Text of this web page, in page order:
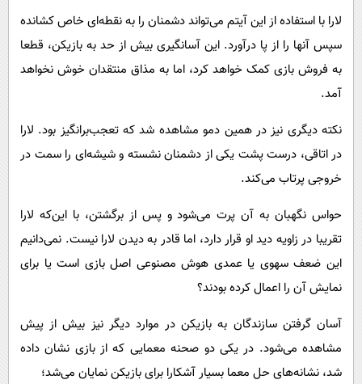
لارا با استفاده از این آیتم می‌تواند دشمنان را به نقطه‌ای خاص کشانده
سپس آنها را از پا درآورد. این آسانگیری بیش از حد به بازیکن، قطعا
به فروش بازی کمک خواهد کرد، اما به مذاق منتقدان خوش نخواهد
آمد.
نکته دیگری نیز در همین دمو مشاهده شد که تعجب‌برانگیز بود. لارا
در اتاقی، درست پشت یکی از دشمنان نشسته و شیشه‌ای را سمت در
خروجی پرتاب می‌کند.
حواس نگهبان به آن پرت می‌شود و پس از برگشتن، با این‌که لارا
تقریبا در زاویه دید او قرار دارد، اما قادر به دیدن لارا نیست. نمی‌دانیم
این ضعف سهوی یا عمدی هوش مصنوعی اصل بازی است یا برای
نمایش آن را اعمال کرده بودند؟
آسان گرفتن سازندگان به بازیکن در موارد دیگر نیز بیش از پیش
مشاهده می‌شود. در یکی دو صحنه معمایی که از بازی نشان داده
شد، نشانه‌های حل معما بسیار آشکارا برای بازیکن نمایان می‌شد؛